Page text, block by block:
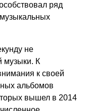
ряд
не
музыки. К
к своей
альбомов
вышел в 2014